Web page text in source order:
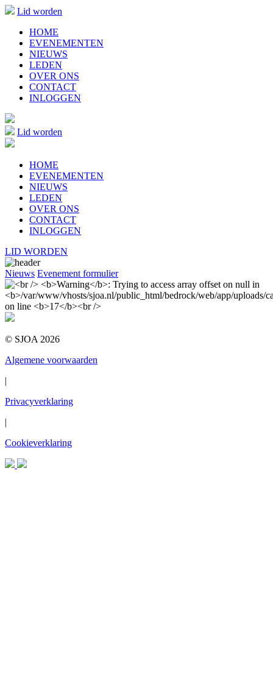
Lid worden
HOME
EVENEMENTEN
NIEUWS
LEDEN
OVER ONS
CONTACT
INLOGGEN
Lid worden
HOME
EVENEMENTEN
NIEUWS
LEDEN
OVER ONS
CONTACT
INLOGGEN
LID WORDEN
Nieuws Evenement formulier
© SJOA 2026
Algemene voorwaarden
|
Privacyverklaring
|
Cookieverklaring